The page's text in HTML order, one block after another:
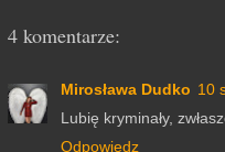
4 komentarze:
Mirosława Dudko 10
Lubię kryminały,
Odpowiedz